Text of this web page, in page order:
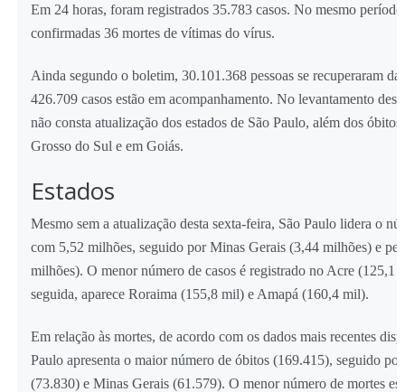
Em 24 horas, foram registrados 35.783 casos. No mesmo
confirmadas 36 mortes de vítimas do vírus.
Ainda segundo o boletim, 30.101.368 pessoas se recuperaram da
426.709 casos estão em acompanhamento. No levantamento
não consta atualização dos estados de São Paulo, além dos
Grosso do Sul e em Goiás.
Estados
Mesmo sem a atualização desta sexta-feira, São Paulo lidera o
com 5,52 milhões, seguido por Minas Gerais (3,44 milhões) e
milhões). O menor número de casos é registrado no Acre (125,1
seguida, aparece Roraima (155,8 mil) e Amapá (160,4 mil).
Em relação às mortes, de acordo com os dados mais recentes
Paulo apresenta o maior número de óbitos (169.415), seguido
(73.830) e Minas Gerais (61.579). O menor número de mortes